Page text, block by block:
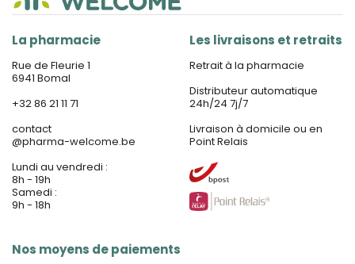
La pharmacie
Rue de Fleurie 1
6941 Bomal
+32 86 21 11 71
contact
@pharma-welcome.be
Lundi au vendredi :
8h - 19h
Samedi :
9h - 18h
Nos moyens de paiements
Les livraisons et retraits
Retrait à la pharmacie
Distributeur automatique
24h/24 7j/7
Livraison à domicile ou en
Point Relais